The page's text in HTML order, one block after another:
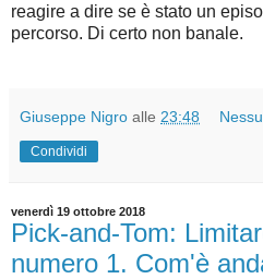
reagire a dire se è stato un
percorso. Di certo non banale.
Giuseppe Nigro alle 23:48
Condividi
venerdì 19 ottobre 2018
Pick-and-Tom:
numero 1. Com'è